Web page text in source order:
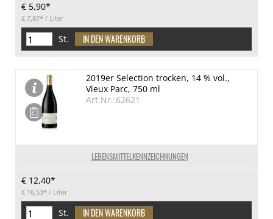
€ 5,90*
€ 7,87* / Liter
St.
LEBENSMITTELKENNZEICHNUNGEN
2019er Selection trocken, 14 % vol.,
Vieux Parc, 750 ml
Art.Nr.:62621
€ 12,40*
€ 16,53* / Liter
St.